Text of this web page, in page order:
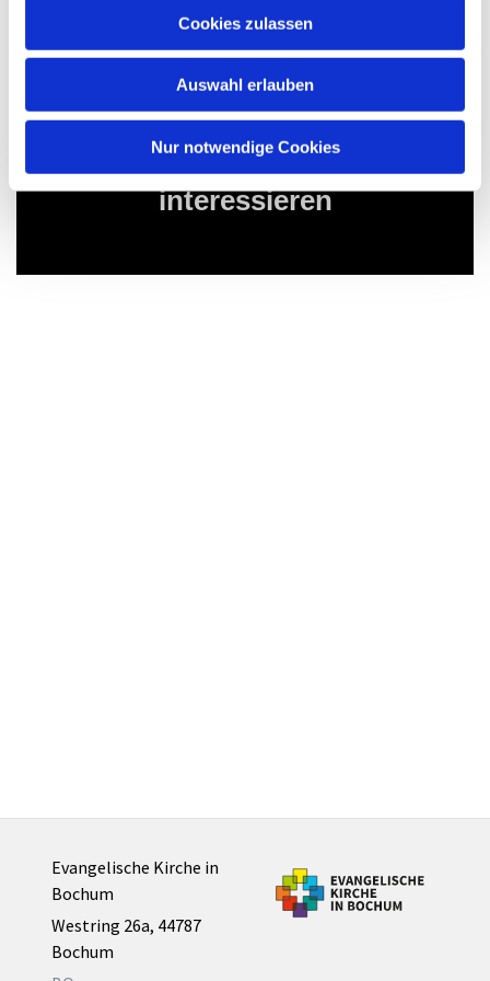
Cookies zulassen
Auswahl erlauben
Nur notwendige Cookies
Dies könnte Sie auch
interessieren
Evangelische Kirche in
Bochum
Westring 26a, 44787
Bochum